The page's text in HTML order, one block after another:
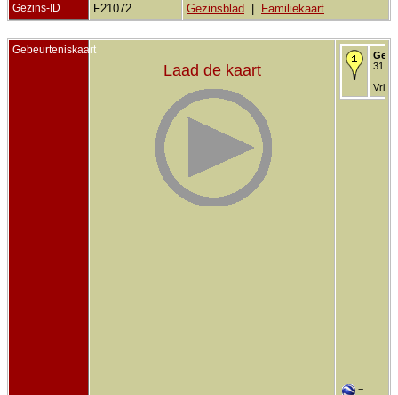
Gezins-ID F21072 Gezinsblad Familiekaart
Gebeurteniskaart
Laad de kaart
31
-
=